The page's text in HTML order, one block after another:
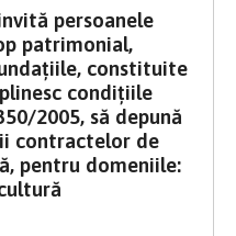
persoanele
patrimonial,
constituite
condiţiile
2005, să depună
contractelor de
pentru domeniile: